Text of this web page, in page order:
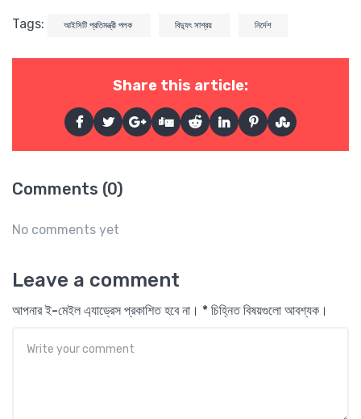
Tags: আইসিটি প্রতিমন্ত্রী পলক বিদ্যুৎ সাশ্রয় নির্দেশ
Share this article:
Comments (0)
No comments yet
Leave a comment
আপনার ই-মেইল এ্যাড্রেস প্রকাশিত হবে না। * চিহ্নিত বিষয়গুলো আবশ্যক।